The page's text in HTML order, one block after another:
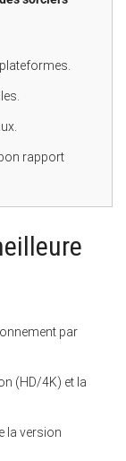
rapport
par
(HD/4K) et la
la version